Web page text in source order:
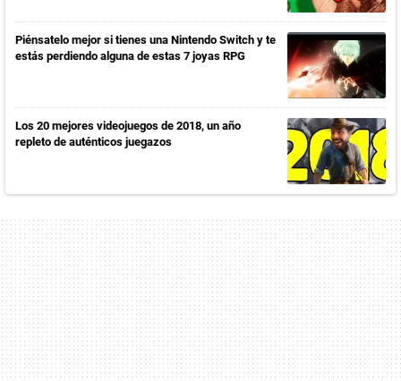
Piénsatelo mejor si tienes una Nintendo Switch y te
estás perdiendo alguna de estas 7 joyas RPG
Los 20 mejores videojuegos de 2018, un año
repleto de auténticos juegazos